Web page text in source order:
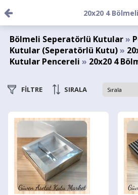
20x20 4 Bölmeli
Bölmeli Seperatörlü Kutular»
Kutular (Seperatörlü Kutu)»
Kutular Pencereli » 20x20 4
FİLTRE SIRALA